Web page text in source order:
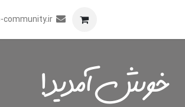
تماس با ما community.ir
خوش آمدید!